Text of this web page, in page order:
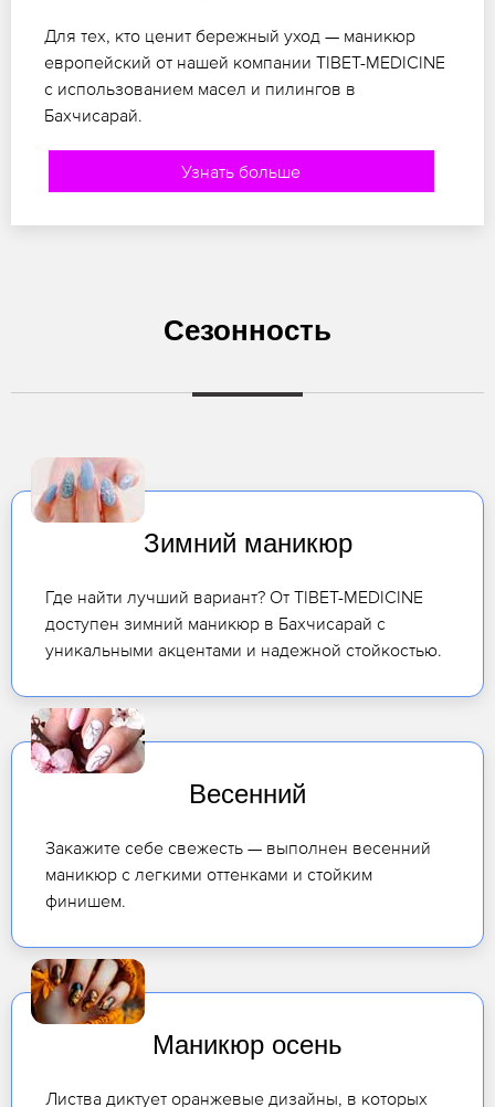
Для тех, кто ценит бережный уход — маникюр
европейский от нашей компании TIBET-MEDICINE
с использованием масел и пилингов в
Бахчисарай.
Узнать больше
Сезонность
Зимний маникюр
Где найти лучший вариант? От TIBET-MEDICINE
доступен зимний маникюр в Бахчисарай с
уникальными акцентами и надежной стойкостью.
Весенний
Закажите себе свежесть — выполнен весенний
маникюр с легкими оттенками и стойким
финишем.
Маникюр осень
Листва диктует оранжевые дизайны, в которых